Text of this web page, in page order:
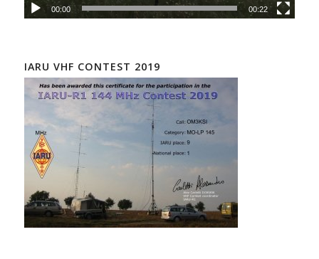
00:00 00:22
IARU VHF CONTEST 2019